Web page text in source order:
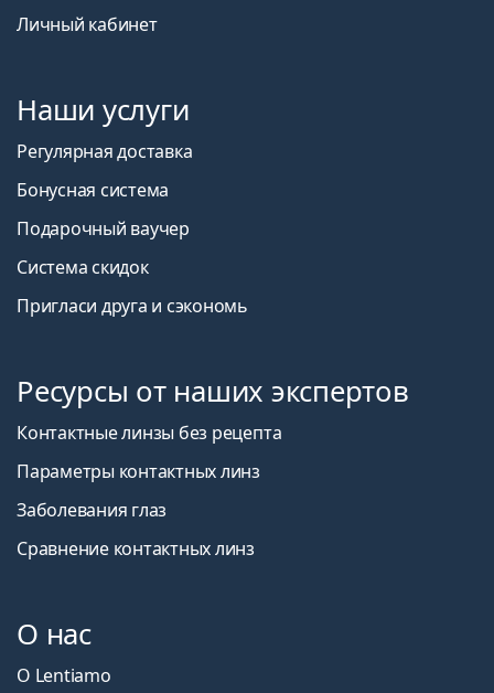
Личный кабинет
Наши услуги
Регулярная доставка
Бонусная система
Подарочный ваучер
Система скидок
Пригласи друга и сэкономь
Ресурсы от наших экспертов
Контактные линзы без рецепта
Параметры контактных линз
Заболевания глаз
Сравнение контактных линз
О нас
О Lentiamo